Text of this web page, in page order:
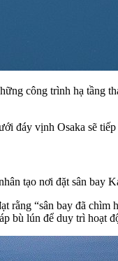
công trình hạ tầng
đáy vịnh Osaka sẽ
tạo nơi đặt sân
rằng “sân bay đã
bù lún để duy trì hoạt